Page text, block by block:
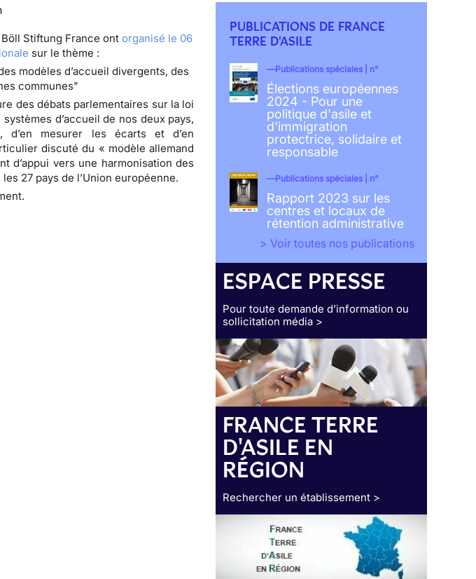
Böll Stiftung France ontorganisé le 06
sur le thème :
modèles d’accueil divergents, des
communes"
des débats parlementaires sur la loi
d’accueil de nos deux pays,
d’en mesurer les écarts et d’en
discuté du « modèle allemand
d’appui vers une harmonisation des
27 pays de l’Union européenne.
PUBLICATIONS DE FRANCE
TERRE D'ASILE
Publications spéciales | n°
Élections européennes
2024 - Pour une
politique d'asile et
d'immigration
protectrice, solidaire et
responsable
Publications spéciales | n°
Rapport 2023 sur les
centres et locaux de
rétention administrative
> Voir toutes nos publications
ESPACE PRESSE
Pour toute demande d’information ou
sollicitation média >
FRANCE TERRE
D'ASILE EN
RÉGION
Rechercher un établissement >